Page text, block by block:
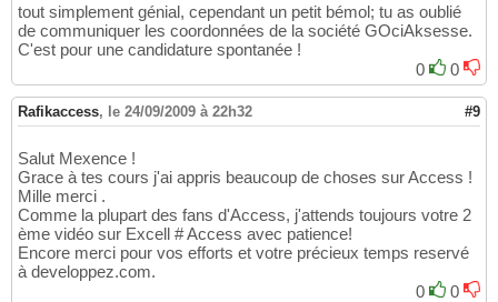
tout simplement génial, cependant un petit bémol; tu as oublié
de communiquer les coordonnées de la société GOciAksesse.
C'est pour une candidature spontanée !
0
0
Rafikaccess, le 24/09/2009 à 22h32 #9
Salut Mexence !
Grace à tes cours j'ai appris beaucoup de choses sur Access !
Mille merci .
Comme la plupart des fans d'Access, j'attends toujours votre 2
ème vidéo sur Excell # Access avec patience!
Encore merci pour vos efforts et votre précieux temps reservé
à developpez.com.
0
0